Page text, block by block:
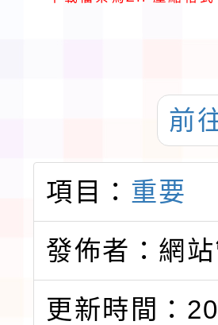
前
項目： 重要
發佈者：網
更新時間：